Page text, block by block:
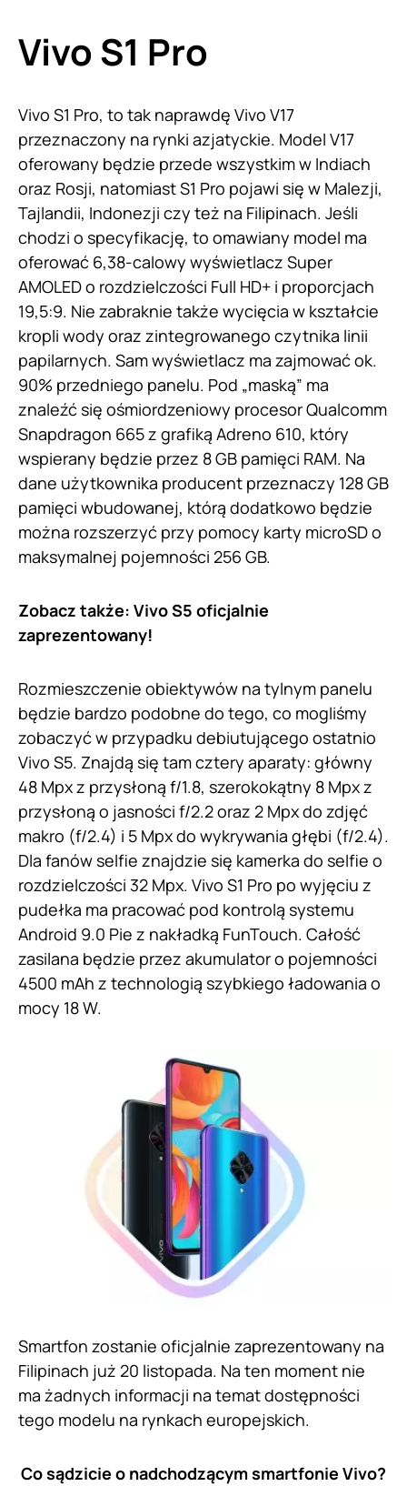
Vivo S1 Pro
Vivo S1 Pro, to tak naprawdę Vivo V17
przeznaczony na rynki azjatyckie. Model V17
oferowany będzie przede wszystkim w Indiach
oraz Rosji, natomiast S1 Pro pojawi się w Malezji,
Tajlandii, Indonezji czy też na Filipinach. Jeśli
chodzi o specyfikację, to omawiany model ma
oferować 6,38-calowy wyświetlacz Super
AMOLED o rozdzielczości Full HD+ i proporcjach
19,5:9. Nie zabraknie także wycięcia w kształcie
kropli wody oraz zintegrowanego czytnika linii
papilarnych. Sam wyświetlacz ma zajmować ok.
90% przedniego panelu. Pod „maską” ma
znaleźć się ośmiordzeniowy procesor Qualcomm
Snapdragon 665 z grafiką Adreno 610, który
wspierany będzie przez 8 GB pamięci RAM. Na
dane użytkownika producent przeznaczy 128 GB
pamięci wbudowanej, którą dodatkowo będzie
można rozszerzyć przy pomocy karty microSD o
maksymalnej pojemności 256 GB.
Zobacz także: Vivo S5 oficjalnie
zaprezentowany!
Rozmieszczenie obiektywów na tylnym panelu
będzie bardzo podobne do tego, co mogliśmy
zobaczyć w przypadku debiutującego ostatnio
Vivo S5. Znajdą się tam cztery aparaty: główny
48 Mpx z przysłoną f/1.8, szerokokątny 8 Mpx z
przysłoną o jasności f/2.2 oraz 2 Mpx do zdjęć
makro (f/2.4) i 5 Mpx do wykrywania głębi (f/2.4).
Dla fanów selfie znajdzie się kamerka do selfie o
rozdzielczości 32 Mpx. Vivo S1 Pro po wyjęciu z
pudełka ma pracować pod kontrolą systemu
Android 9.0 Pie z nakładką FunTouch. Całość
zasilana będzie przez akumulator o pojemności
4500 mAh z technologią szybkiego ładowania o
mocy 18 W.
Smartfon zostanie oficjalnie zaprezentowany na
Filipinach już 20 listopada. Na ten moment nie
ma żadnych informacji na temat dostępności
tego modelu na rynkach europejskich.
Co sądzicie o nadchodzącym smartfonie Vivo?